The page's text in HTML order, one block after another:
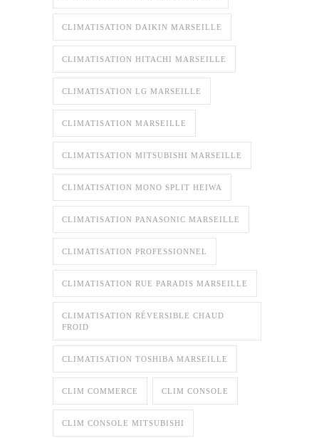
CLIMATISATION DAIKIN MARSEILLE
CLIMATISATION HITACHI MARSEILLE
CLIMATISATION LG MARSEILLE
CLIMATISATION MARSEILLE
CLIMATISATION MITSUBISHI MARSEILLE
CLIMATISATION MONO SPLIT HEIWA
CLIMATISATION PANASONIC MARSEILLE
CLIMATISATION PROFESSIONNEL
CLIMATISATION RUE PARADIS MARSEILLE
CLIMATISATION RÉVERSIBLE CHAUD
FROID
CLIMATISATION TOSHIBA MARSEILLE
CLIM COMMERCE CLIM CONSOLE
CLIM CONSOLE MITSUBISHI